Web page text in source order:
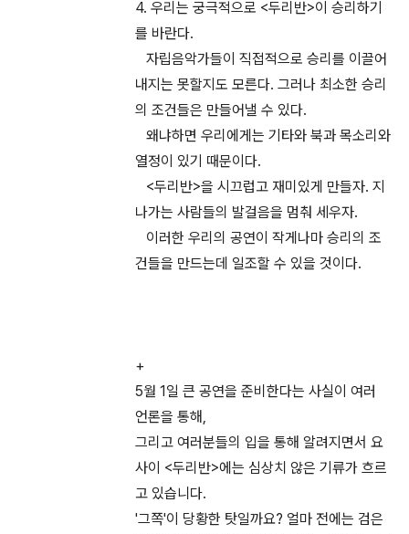
4. 우리는 궁극적으로 <두리반>이 승리하기
를 바란다.
자립음악가들이 직접적으로 승리를 이끌어
내지는 못할지도 모른다. 그러나 최소한 승리
의 조건들은 만들어낼 수 있다.
왜냐하면 우리에게는 기타와 북과 목소리와
열정이 있기 때문이다.
<두리반>을 시끄럽고 재미있게 만들자. 지
나가는 사람들의 발걸음을 멈춰 세우자.
이러한 우리의 공연이 작게나마 승리의 조
건들을 만드는데 일조할 수 있을 것이다.
+
5월 1일 큰 공연을 준비한다는 사실이 여러
언론을 통해,
그리고 여러분들의 입을 통해 알려지면서 요
사이 <두리반>에는 심상치 않은 기류가 흐르
고 있습니다.
'그쪽'이 당황한 탓일까요? 얼마 전에는 검은